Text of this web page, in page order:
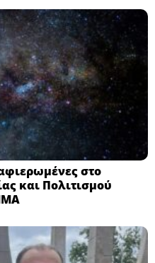
στο
και Πολιτισμού